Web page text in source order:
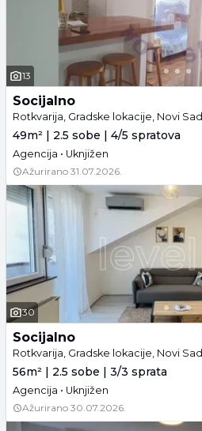
13
Socijalno
Rotkvarija, Gradske lokacije, Novi Sad
49m² | 2.5 sobe | 4/5 spratova
Agencija • Uknjižen
Ažurirano 31.07.2026.
30
Socijalno
Rotkvarija, Gradske lokacije, Novi Sad
56m² | 2.5 sobe | 3/3 sprata
Agencija • Uknjižen
Ažurirano 30.07.2026.